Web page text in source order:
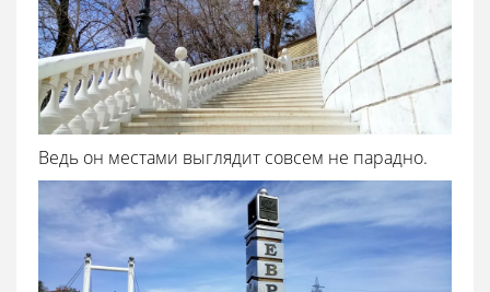
Ведь он местами выглядит совсем не парадно.